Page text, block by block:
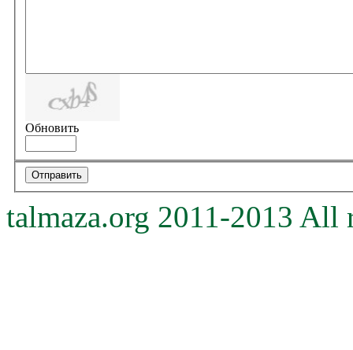
Обновить
talmaza.org 2011-2013 All